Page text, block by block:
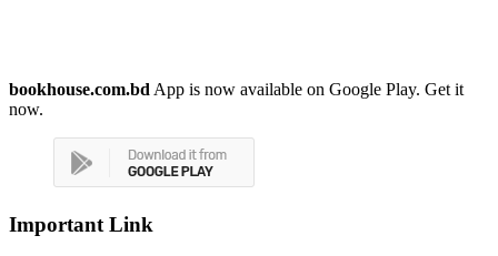
bookhouse.com.bd App is now available on Google Play. Get it
now.
Important Link